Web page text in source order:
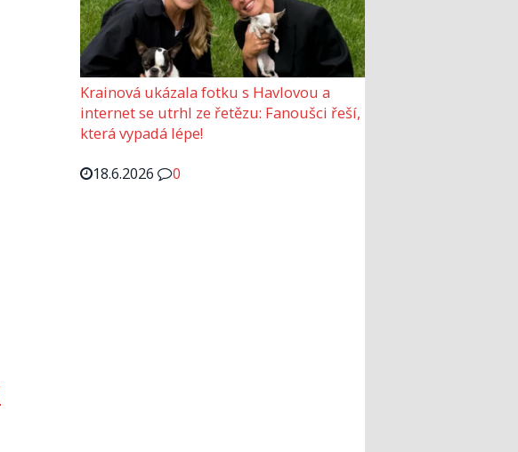
Krainová ukázala fotku s Havlovou a
internet se utrhl ze řetězu: Fanoušci řeší,
která vypadá lépe!
18.6.2026
0